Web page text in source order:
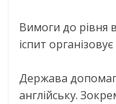
Вимоги до рівня
іспит
Держава
англійську.